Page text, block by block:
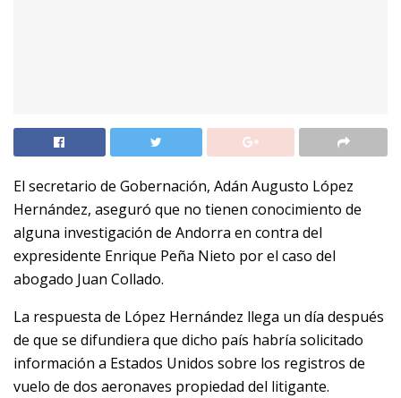
El secretario de Gobernación, Adán Augusto López
Hernández, aseguró que no tienen conocimiento de
alguna investigación de Andorra en contra del
expresidente Enrique Peña Nieto por el caso del
abogado Juan Collado.
La respuesta de López Hernández llega un día después
de que se difundiera que dicho país habría solicitado
información a Estados Unidos sobre los registros de
vuelo de dos aeronaves propiedad del litigante.